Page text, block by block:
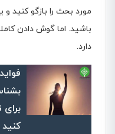
مورد بحث را بازگو کنید
باشید. اما گوش دادن
دارد.
کنید